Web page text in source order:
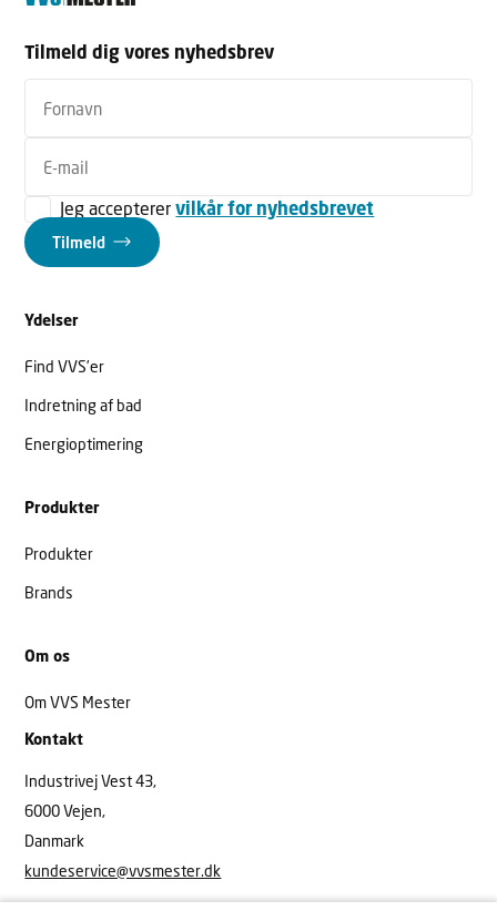
Tilmeld dig vores nyhedsbrev
Jeg accepterervilkår for nyhedsbrevet
Tilmeld
Ydelser
Find VVS’er
Indretning af bad
Energioptimering
Produkter
Produkter
Brands
Om os
Om VVS Mester
Kontakt
Industrivej Vest 43,
6000 Vejen,
Danmark
kundeservice@vvsmester.dk